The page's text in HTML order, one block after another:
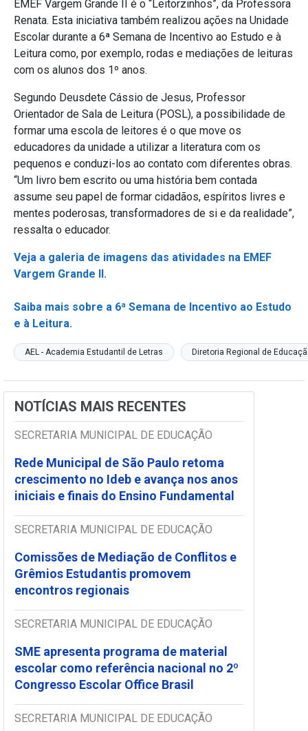
EMEF Vargem Grande II é o “Leitorzinhos”, da Professora
Renata. Esta iniciativa também realizou ações na Unidade
Escolar durante a 6ª Semana de Incentivo ao Estudo e à
Leitura como, por exemplo, rodas e mediações de leituras
com os alunos dos 1º anos.
Segundo Deusdete Cássio de Jesus, Professor
Orientador de Sala de Leitura (POSL), a possibilidade de
formar uma escola de leitores é o que move os
educadores da unidade a utilizar a literatura com os
pequenos e conduzi-los ao contato com diferentes obras.
“Um livro bem escrito ou uma história bem contada
assume seu papel de formar cidadãos, espíritos livres e
mentes poderosas, transformadores de si e da realidade”,
ressalta o educador.
Veja a galeria de imagens das atividades na EMEF
Vargem Grande II.
Saiba mais sobre a 6ª Semana de Incentivo ao Estudo
e à Leitura.
AEL - Academia Estudantil de Letras Diretoria Regional de
NOTÍCIAS MAIS RECENTES
SECRETARIA MUNICIPAL DE EDUCAÇÃO
Rede Municipal de São Paulo retoma
crescimento no Ideb e avança nos anos
iniciais e finais do Ensino Fundamental
SECRETARIA MUNICIPAL DE EDUCAÇÃO
Comissões de Mediação de Conflitos e
Grêmios Estudantis promovem
encontros regionais
SECRETARIA MUNICIPAL DE EDUCAÇÃO
SME apresenta programa de material
escolar como referência nacional no 2º
Congresso Escolar Office Brasil
SECRETARIA MUNICIPAL DE EDUCAÇÃO